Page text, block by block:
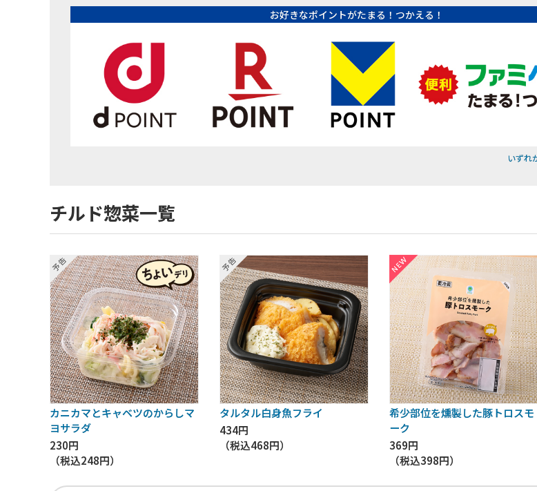
お好きなポイントがたまる！つかえる！
いずれ
チルド惣菜一覧
カニカマとキャベツのからしマ
ヨサラダ
230円
（税込248円）
タルタル白身魚フライ
434円
（税込468円）
希少部位を燻製した豚トロスモ
ーク
369円
（税込398円）